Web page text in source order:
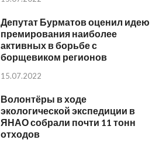
Депутат Бурматов оценил идею
премирования наиболее
активных в борьбе с
борщевиком регионов
15.07.2022
Волонтёры в ходе
экологической экспедиции в
ЯНАО собрали почти 11 тонн
отходов